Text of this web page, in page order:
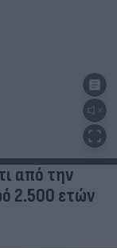
από την
2.500 ετών